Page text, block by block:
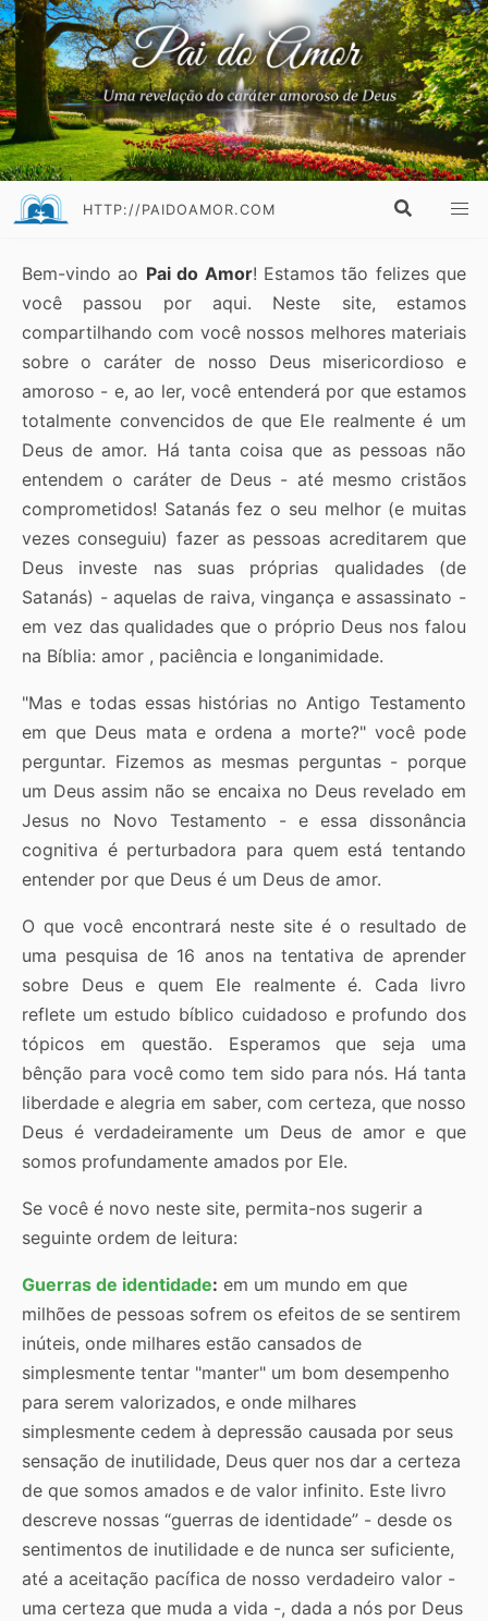
HTTP://PAIDOAMOR.COM
Bem-vindo ao Pai do Amor! Estamos tão felizes que
você passou por aqui. Neste site, estamos
compartilhando com você nossos melhores materiais
sobre o caráter de nosso Deus misericordioso e
amoroso - e, ao ler, você entenderá por que estamos
totalmente convencidos de que Ele realmente é um
Deus de amor. Há tanta coisa que as pessoas não
entendem o caráter de Deus - até mesmo cristãos
comprometidos! Satanás fez o seu melhor (e muitas
vezes conseguiu) fazer as pessoas acreditarem que
Deus investe nas suas próprias qualidades (de
Satanás) - aquelas de raiva, vingança e assassinato -
em vez das qualidades que o próprio Deus nos falou
na Bíblia: amor , paciência e longanimidade.
"Mas e todas essas histórias no Antigo Testamento
em que Deus mata e ordena a morte?" você pode
perguntar. Fizemos as mesmas perguntas - porque
um Deus assim não se encaixa no Deus revelado em
Jesus no Novo Testamento - e essa dissonância
cognitiva é perturbadora para quem está tentando
entender por que Deus é um Deus de amor.
O que você encontrará neste site é o resultado de
uma pesquisa de 16 anos na tentativa de aprender
sobre Deus e quem Ele realmente é. Cada livro
reflete um estudo bíblico cuidadoso e profundo dos
tópicos em questão. Esperamos que seja uma
bênção para você como tem sido para nós. Há tanta
liberdade e alegria em saber, com certeza, que nosso
Deus é verdadeiramente um Deus de amor e que
somos profundamente amados por Ele.
Se você é novo neste site, permita-nos sugerir a
seguinte ordem de leitura:
Guerras de identidade: em um mundo em que
milhões de pessoas sofrem os efeitos de se sentirem
inúteis, onde milhares estão cansados de
simplesmente tentar "manter" um bom desempenho
para serem valorizados, e onde milhares
simplesmente cedem à depressão causada por seus
sensação de inutilidade, Deus quer nos dar a certeza
de que somos amados e de valor infinito. Este livro
descreve nossas “guerras de identidade” - desde os
sentimentos de inutilidade e de nunca ser suficiente,
até a aceitação pacífica de nosso verdadeiro valor -
uma certeza que muda a vida -, dada a nós por Deus